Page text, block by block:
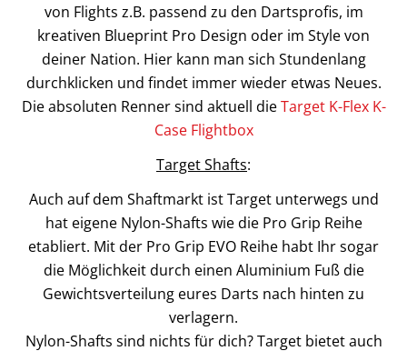
von Flights z.B. passend zu den Dartsprofis, im
kreativen Blueprint Pro Design oder im Style von
deiner Nation. Hier kann man sich Stundenlang
durchklicken und findet immer wieder etwas Neues.
Die absoluten Renner sind aktuell dieTarget K-Flex K-
Case Flightbox
Target Shafts:
Auch auf dem Shaftmarkt ist Target unterwegs und
hat eigene Nylon-Shafts wie die Pro Grip Reihe
etabliert. Mit der Pro Grip EVO Reihe habt Ihr sogar
die Möglichkeit durch einen Aluminium Fuß die
Gewichtsverteilung eures Darts nach hinten zu
verlagern.
Nylon-Shafts sind nichts für dich? Target bietet auch